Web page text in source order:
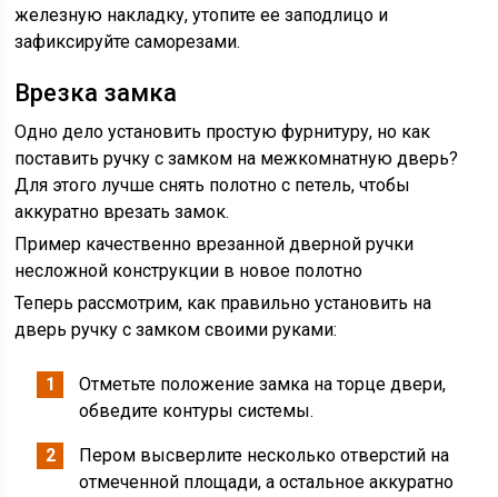
железную накладку, утопите ее заподлицо и
зафиксируйте саморезами.
Врезка замка
Одно дело установить простую фурнитуру, но как
поставить ручку с замком на межкомнатную дверь?
Для этого лучше снять полотно с петель, чтобы
аккуратно врезать замок.
Пример качественно врезанной дверной ручки
несложной конструкции в новое полотно
Теперь рассмотрим, как правильно установить на
дверь ручку с замком своими руками:
Отметьте положение замка на торце двери,
обведите контуры системы.
Пером высверлите несколько отверстий на
отмеченной площади, а остальное аккуратно